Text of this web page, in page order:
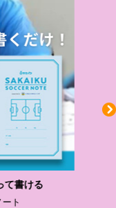
書ける
ト